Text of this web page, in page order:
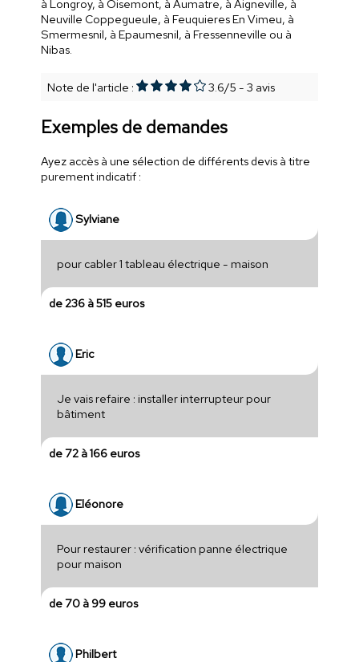
à Longroy, à Oisemont, à Aumatre, à Aigneville, à
Neuville Coppegueule, à Feuquieres En Vimeu, à
Smermesnil, à Epaumesnil, à Fressenneville ou à
Nibas.
Note de l'article : 3.6/5 - 3 avis
Exemples de demandes
Ayez accès à une sélection de différents devis à titre
purement indicatif :
Sylviane
pour cabler 1 tableau électrique - maison
de 236 à 515 euros
Eric
Je vais refaire : installer interrupteur pour
bâtiment
de 72 à 166 euros
Eléonore
Pour restaurer : vérification panne électrique
pour maison
de 70 à 99 euros
Philbert